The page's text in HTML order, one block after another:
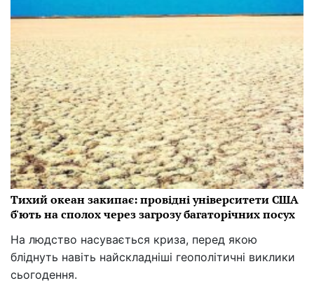
Тихий океан закипає: провідні університети США
б'ють на сполох через загрозу багаторічних посух
На людство насувається криза, перед якою
бліднуть навіть найскладніші геополітичні виклики
сьогодення.